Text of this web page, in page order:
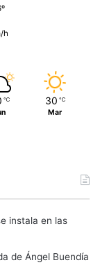
h
℃ 30 ℃
Mar
instala en las
de Ángel Buendía